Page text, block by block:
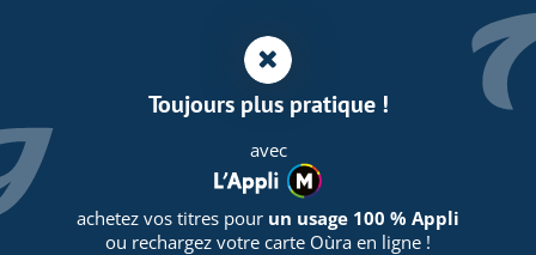
Toujours plus pratique !
avec
achetez vos titres pour un usage 100 % Appli
ou rechargez votre carte Oùra en ligne !